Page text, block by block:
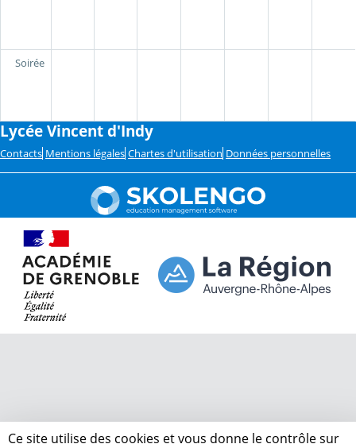
Soirée
Lycée Vincent d'Indy
Contacts Mentions légales Chartes d'utilisation Données personnelles
Ce site utilise des cookies et vous donne le contrôle sur